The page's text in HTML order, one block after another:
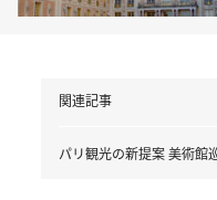
関連記事
パリ観光の新提案 美術館